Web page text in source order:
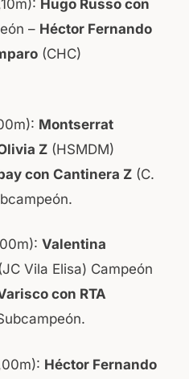
Hugo Russo con
– Héctor Fernando
(CHC)
Montserrat
Z (HSMDM)
con Cantinera Z (C.
Valentina
Vila Elisa) Campeón
con RTA
Héctor Fernando